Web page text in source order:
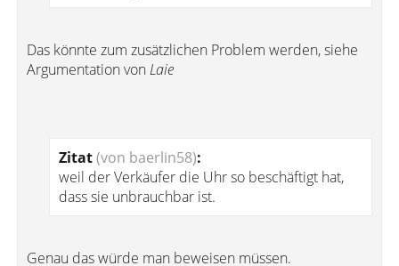
Das könnte zum zusätzlichen Problem werden, siehe
Argumentation von Laie
Zitat(von baerlin58):
weil der Verkäufer die Uhr so beschäftigt hat,
dass sie unbrauchbar ist.
Genau das würde man beweisen müssen.